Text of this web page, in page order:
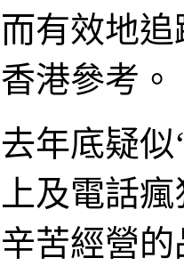
有效地
港參考。
年底疑
及電話
苦經營